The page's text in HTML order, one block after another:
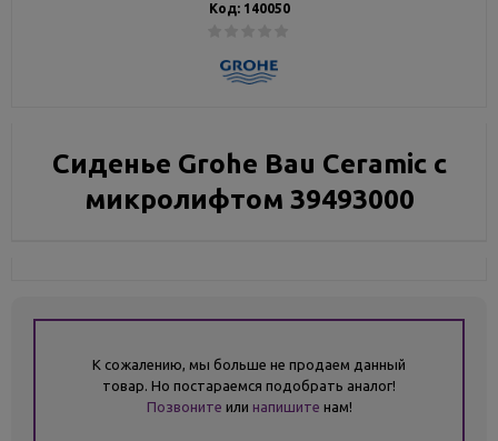
Код: 140050
Сиденье Grohe Bau Ceramic с
микролифтом 39493000
К сожалению, мы больше не продаем данный
товар. Но постараемся подобрать аналог!
Позвоните или напишите нам!